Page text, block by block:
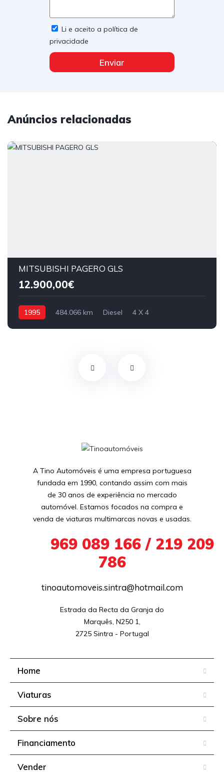
Li e aceito a política de
privacidade
Enviar
Anúncios relacionadas
MITSUBISHI PAGERO GLS
12.900,00€
1995 484.066 km Diesel 4 X 4
A Tino Automóveis é uma empresa portuguesa
fundada em 1990, contando assim com mais
de 30 anos de experiência no mercado
automóvel. Estamos focados na compra e
venda de viaturas multimarcas novas e usadas.
969 089 166 / 219 209
786
tinoautomoveis.sintra@hotmail.com
Estrada da Recta da Granja do
Marquês, N250 1,
2725 Sintra - Portugal
Home
Viaturas
Sobre nós
Financiamento
Vender